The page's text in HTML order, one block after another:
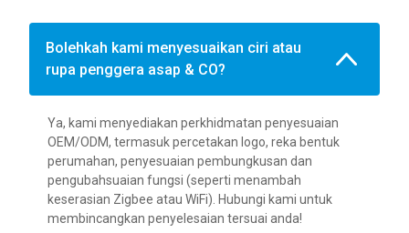
Bolehkah kami menyesuaikan ciri atau
rupa penggera asap & CO?
Ya, kami menyediakan perkhidmatan penyesuaian
OEM/ODM, termasuk percetakan logo, reka bentuk
perumahan, penyesuaian pembungkusan dan
pengubahsuaian fungsi (seperti menambah
keserasian Zigbee atau WiFi). Hubungi kami untuk
membincangkan penyelesaian tersuai anda!